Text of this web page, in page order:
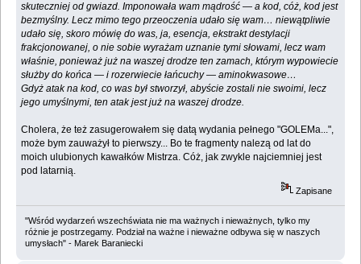
skuteczniej od gwiazd. Imponowała wam mądrość — a kod, cóż, kod jest
bezmyślny. Lecz mimo tego przeoczenia udało się wam… niewątpliwie
udało się, skoro mówię do was, ja, esencja, ekstrakt destylacji
frakcjonowanej, o nie sobie wyrażam uznanie tymi słowami, lecz wam
właśnie, ponieważ już na waszej drodze ten zamach, którym wypowiecie
służby do końca — i rozerwiecie łańcuchy — aminokwasowe…
Gdyż atak na kod, co was był stworzył, abyście zostali nie swoimi, lecz
jego umyślnymi, ten atak jest już na waszej drodze.
Cholera, że też zasugerowałem się datą wydania pełnego "GOLEMa...",
może bym zauważył to pierwszy... Bo te fragmenty nalezą od lat do
moich ulubionych kawałków Mistrza. Cóż, jak zwykle najciemniej jest
pod latarnią.
Zapisane
"Wśród wydarzeń wszechświata nie ma ważnych i nieważnych, tylko my
różnie je postrzegamy. Podział na ważne i nieważne odbywa się w naszych
umysłach" - Marek Baraniecki